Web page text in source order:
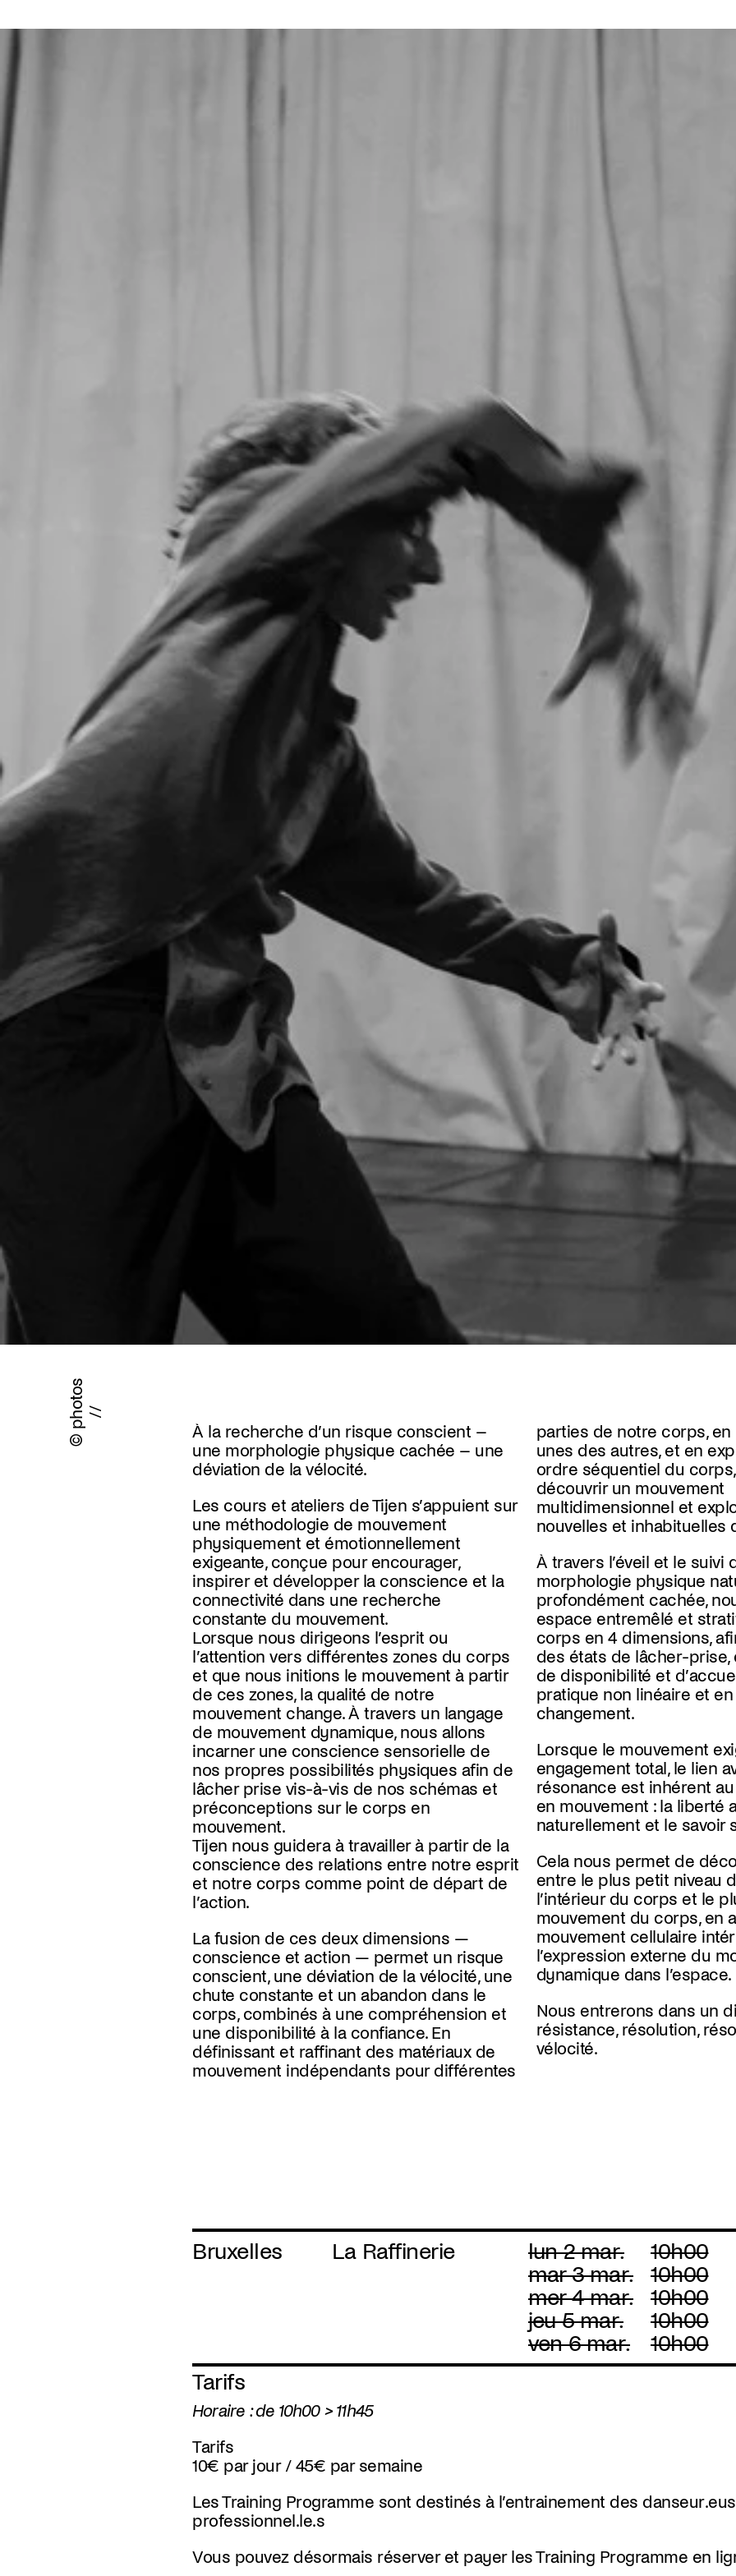
© photos //
À la recherche d’un risque conscient –
une morphologie physique cachée – une
déviation de la vélocité.
Les cours et ateliers de Tijen s’appuient sur
une méthodologie de mouvement
physiquement et émotionnellement
exigeante, conçue pour encourager,
inspirer et développer la conscience et la
connectivité dans une recherche
constante du mouvement.
Lorsque nous dirigeons l’esprit ou
l’attention vers différentes zones du corps
et que nous initions le mouvement à partir
de ces zones, la qualité de notre
mouvement change. À travers un langage
de mouvement dynamique, nous allons
incarner une conscience sensorielle de
nos propres possibilités physiques afin de
lâcher prise vis-à-vis de nos schémas et
préconceptions sur le corps en
mouvement.
Tijen nous guidera à travailler à partir de la
conscience des relations entre notre esprit
et notre corps comme point de départ de
l’action.
La fusion de ces deux dimensions —
conscience et action — permet un risque
conscient, une déviation de la vélocité, une
chute constante et un abandon dans le
corps, combinés à une compréhension et
une disponibilité à la confiance. En
définissant et raffinant des matériaux de
mouvement indépendants pour différentes
parties de notre corps,
unes des autres, et en
ordre séquentiel du
découvrir un mouvement
multidimensionnel et
nouvelles et inhabituelles
À travers l’éveil et le suivi
morphologie physique
profondément cachée,
espace entremêlé et
corps en 4 dimensions,
des états de lâcher-prise,
de disponibilité et
pratique non linéaire et
changement.
Lorsque le mouvement
engagement total, le lien
résonance est inhérent
en mouvement : la liberté
naturellement et le savoir
Cela nous permet de
entre le plus petit niveau
l’intérieur du corps et le
mouvement du corps, en
mouvement cellulaire
l’expression externe du
dynamique dans l’espace.
Nous entrerons dans un
résistance, résolution,
vélocité.
Bruxelles La Raffinerie lun 2 mar.
10h00
mar 3 mar.
10h00
mer 4 mar.
10h00
jeu 5 mar.
10h00
ven 6 mar.
10h00
Tarifs
Horaire : de 10h00 > 11h45
Tarifs
10€ par jour / 45€ par semaine
Les Training Programme sont destinés à l’entrainement des
professionnel.le.s
Vous pouvez désormais réserver et payer les Training Programme en